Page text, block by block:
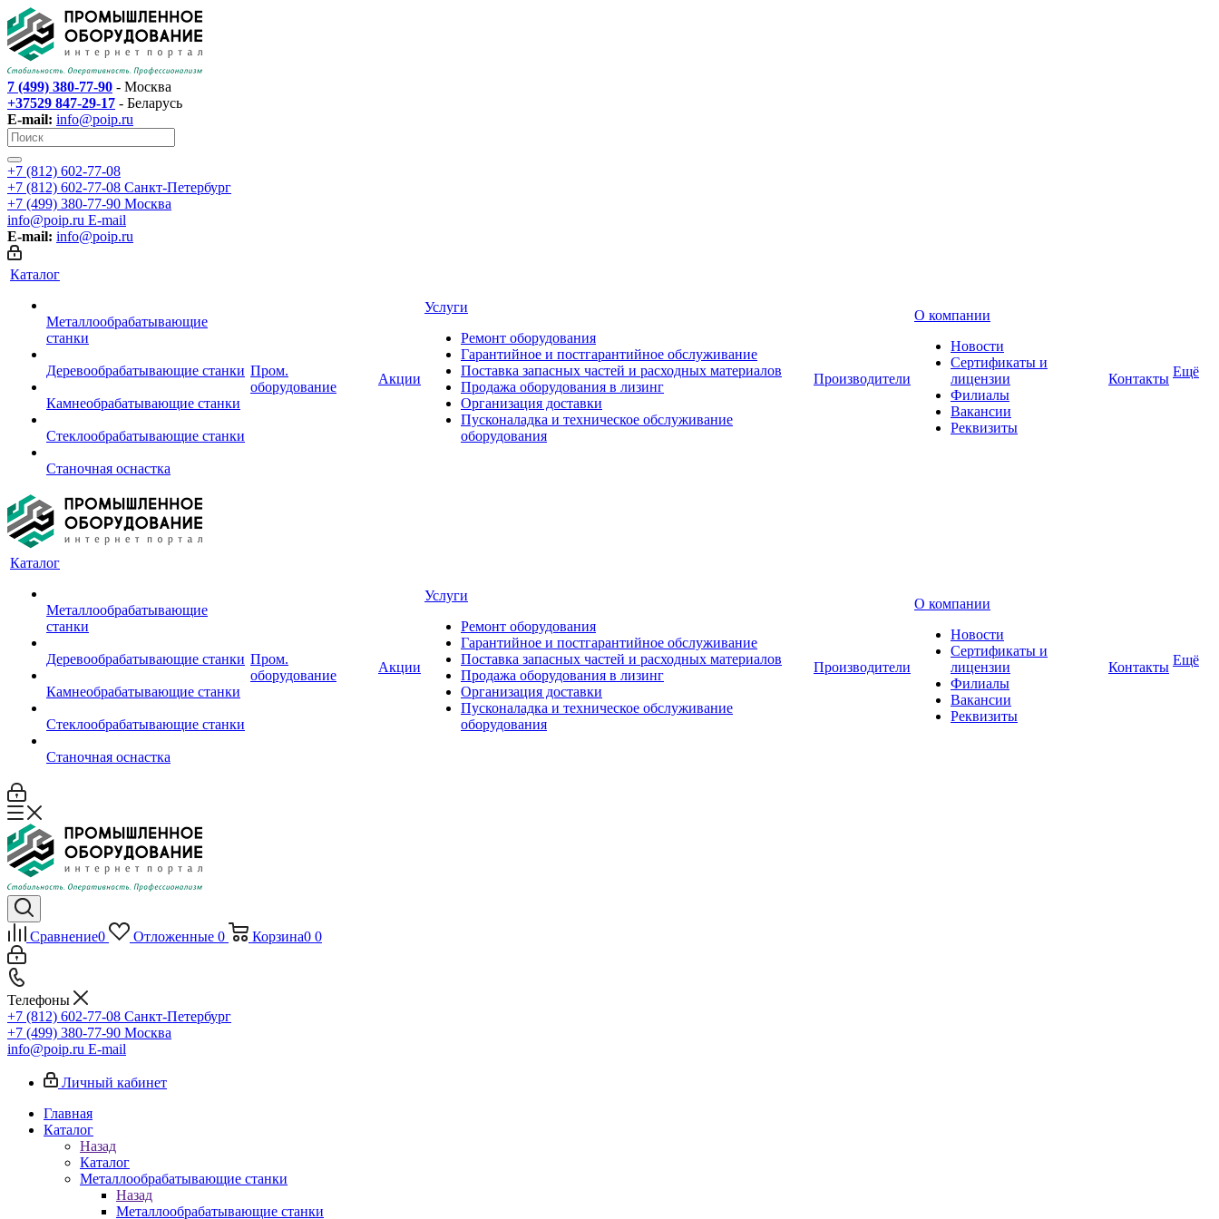
7 (499) 380-77-90 - Москва
+37529 847-29-17 - Беларусь
E-mail: info@poip.ru
+7 (812) 602-77-08
+7 (812) 602-77-08 Санкт-Петербург
+7 (499) 380-77-90 Москва
info@poip.ru E-mail
E-mail: info@poip.ru
Каталог
Металлообрабатывающие
станки
Деревообрабатывающие станки
Камнеобрабатывающие станки
Стеклообрабатывающие станки
Станочная оснастка
Пром.
оборудование
Акции
Услуги
Ремонт оборудования
Гарантийное и постгарантийное обслуживание
Поставка запасных частей и расходных материалов
Продажа оборудования в лизинг
Организация доставки
Пусконаладка и техническое обслуживание
оборудования
Производители
О компании
Новости
Сертификаты и
лицензии
Филиалы
Вакансии
Реквизиты
Контакты Ещё
Каталог
Металлообрабатывающие
станки
Деревообрабатывающие станки
Камнеобрабатывающие станки
Стеклообрабатывающие станки
Станочная оснастка
Пром.
оборудование
Акции
Услуги
Ремонт оборудования
Гарантийное и постгарантийное обслуживание
Поставка запасных частей и расходных материалов
Продажа оборудования в лизинг
Организация доставки
Пусконаладка и техническое обслуживание
оборудования
Производители
О компании
Новости
Сертификаты и
лицензии
Филиалы
Вакансии
Реквизиты
Контакты Ещё
Сравнение0 Отложенные 0 Корзина0 0
Телефоны
+7 (812) 602-77-08 Санкт-Петербург
+7 (499) 380-77-90 Москва
info@poip.ru E-mail
Личный кабинет
Главная
Каталог
Назад
Каталог
Металлообрабатывающие станки
Назад
Металлообрабатывающие станки